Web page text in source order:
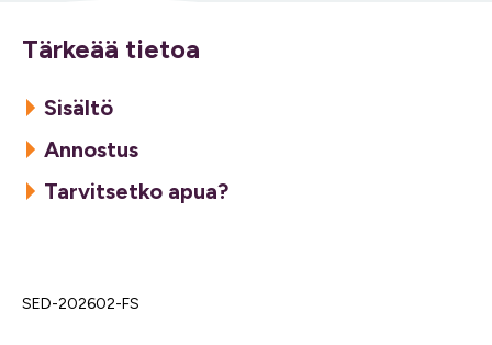
Tärkeää tietoa
Sisältö
Annostus
Tarvitsetko apua?
SED-202602-FS